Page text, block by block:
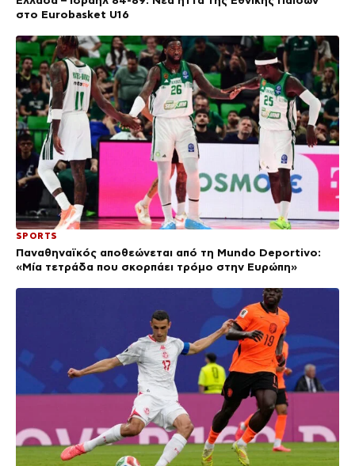
στο Eurobasket U16
SPORTS
Παναθηναϊκός αποθεώνεται από τη Mundo Deportivo:
«Μία τετράδα που σκορπάει τρόμο στην Ευρώπη»